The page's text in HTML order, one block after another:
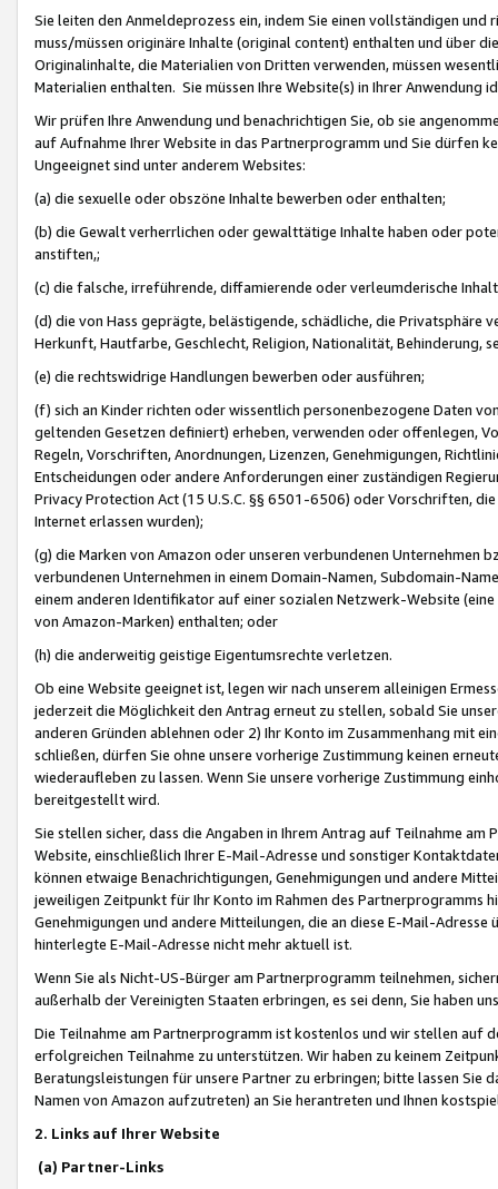
Sie leiten den Anmeldeprozess ein, indem Sie einen vollständigen
muss/müssen originäre Inhalte (original content) enthalten und über
Originalinhalte, die Materialien von Dritten verwenden, müssen
Materialien enthalten. Sie müssen Ihre Website(s) in Ihrer Anwendung
Wir prüfen Ihre Anwendung und benachrichtigen Sie, ob sie
auf Aufnahme Ihrer Website in das Partnerprogramm und Sie dürfen
Ungeeignet sind unter anderem Websites:
(a) die sexuelle oder obszöne Inhalte bewerben oder enthalten;
(b) die Gewalt verherrlichen oder gewalttätige Inhalte haben oder
anstiften,;
(c) die falsche, irreführende, diffamierende oder verleumderische
(d) die von Hass geprägte, belästigende, schädliche, die Privatsphäre
Herkunft, Hautfarbe, Geschlecht, Religion, Nationalität, Behinderung,
(e) die rechtswidrige Handlungen bewerben oder ausführen;
(f) sich an Kinder richten oder wissentlich personenbezogene Daten
geltenden Gesetzen definiert) erheben, verwenden oder offenlegen,
Regeln, Vorschriften, Anordnungen, Lizenzen, Genehmigungen,
Entscheidungen oder andere Anforderungen einer zuständigen
Privacy Protection Act (15 U.S.C. §§ 6501-6506) oder Vorschriften,
Internet erlassen wurden);
(g) die Marken von Amazon oder unseren verbundenen Unternehmen
verbundenen Unternehmen in einem Domain-Namen, Subdomain-
einem anderen Identifikator auf einer sozialen Netzwerk-Website
von Amazon-Marken) enthalten; oder
(h) die anderweitig geistige Eigentumsrechte verletzen.
Ob eine Website geeignet ist, legen wir nach unserem alleinigen
jederzeit die Möglichkeit den Antrag erneut zu stellen, sobald Sie
anderen Gründen ablehnen oder 2) Ihr Konto im Zusammenhang mit
schließen, dürfen Sie ohne unsere vorherige Zustimmung keinen
wiederaufleben zu lassen. Wenn Sie unsere vorherige Zustimmung
bereitgestellt wird.
Sie stellen sicher, dass die Angaben in Ihrem Antrag auf Teilnahme
Website, einschließlich Ihrer E-Mail-Adresse und sonstiger
können etwaige Benachrichtigungen, Genehmigungen und andere
jeweiligen Zeitpunkt für Ihr Konto im Rahmen des Partnerprogramms
Genehmigungen und andere Mitteilungen, die an diese E-Mail-
hinterlegte E-Mail-Adresse nicht mehr aktuell ist.
Wenn Sie als Nicht-US-Bürger am Partnerprogramm teilnehmen,
außerhalb der Vereinigten Staaten erbringen, es sei denn, Sie haben
Die Teilnahme am Partnerprogramm ist kostenlos und wir stellen auf
erfolgreichen Teilnahme zu unterstützen. Wir haben zu keinem
Beratungsleistungen für unsere Partner zu erbringen; bitte lassen Sie
Namen von Amazon aufzutreten) an Sie herantreten und Ihnen
2. Links auf Ihrer Website
(a) Partner-Links